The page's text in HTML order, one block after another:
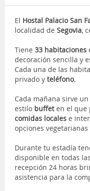
El Hostal Palacio San
localidad de Segovia,
Tiene 33 habitaciones
decoración sencilla y
Cada una de las
privado y teléfono.
Cada mañana sirve un
estilo buffeten el que
comidas locales e
opciones
Durante tu estadía
disponible en todas
recepción 24 horas
asistencia para la